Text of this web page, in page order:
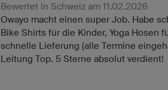
Bewertet in Schweiz am 11.02.2026
Owayo macht einen super Job. Habe
Bike Shirts für die Kinder, Yoga Hosen
schnelle Lieferung (alle Termine
Leitung Top. 5 Sterne absolut verdient!